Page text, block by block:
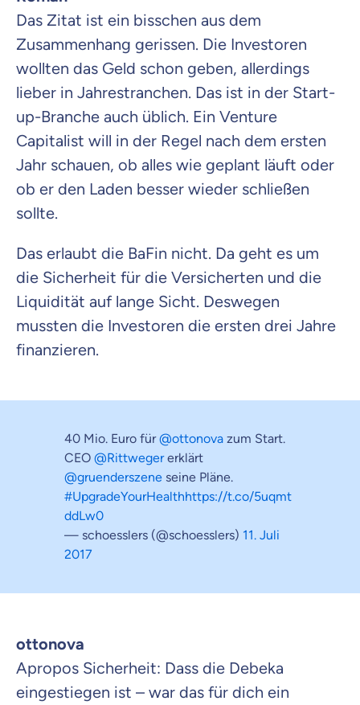
Das Zitat ist ein bisschen aus dem
Zusammenhang gerissen. Die Investoren
wollten das Geld schon geben, allerdings
lieber in Jahrestranchen. Das ist in der Start-
up-Branche auch üblich. Ein Venture
Capitalist will in der Regel nach dem ersten
Jahr schauen, ob alles wie geplant läuft oder
ob er den Laden besser wieder schließen
sollte.
Das erlaubt die BaFin nicht. Da geht es um
die Sicherheit für die Versicherten und die
Liquidität auf lange Sicht. Deswegen
mussten die Investoren die ersten drei Jahre
finanzieren.
40 Mio. Euro für@ottonova zum Start.
CEO @Rittwegererklärt
@gruenderszene seine Pläne.
#UpgradeYourHealthhttps://t.co/5uqmt
ddLw0
— schoesslers (@schoesslers) 11. Juli
2017
ottonova
Apropos Sicherheit: Dass die Debeka
eingestiegen ist – war das für dich ein